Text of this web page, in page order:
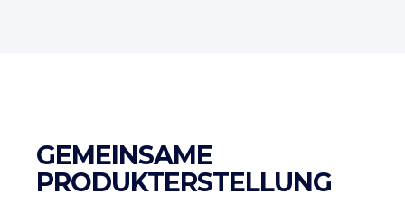
GEMEINSAME
PRODUKTERSTELLUNG